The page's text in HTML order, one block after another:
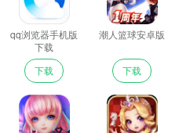
qq浏览器手机版
下载
下载
潮人篮球安卓版
下载